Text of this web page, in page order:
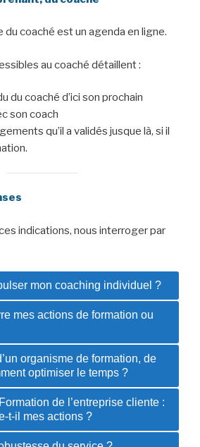
du coaché est un agenda en ligne.
au coaché détaillent :
du coaché d’ici son prochain
son coach
qu’il a validés jusque là, si il
indications, nous interroger par
mon coaching individuel ?
mes actions de formation ou
organisme de formation, de
optimiser le temps ?
de l’entreprise cliente :
t-il mes actions ?